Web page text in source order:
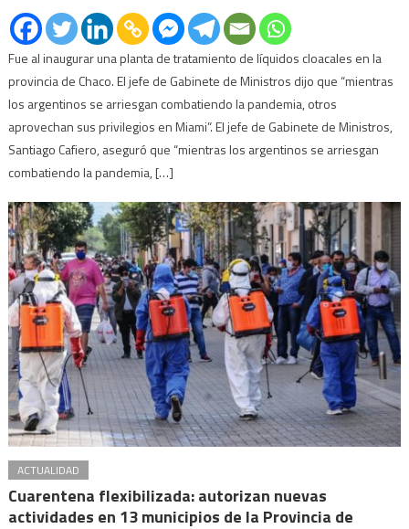
Fue al inaugurar una planta de tratamiento de líquidos cloacales en la
provincia de Chaco. El jefe de Gabinete de Ministros dijo que “mientras
los argentinos se arriesgan combatiendo la pandemia, otros
aprovechan sus privilegios en Miami”. El jefe de Gabinete de Ministros,
Santiago Cafiero, aseguró que “mientras los argentinos se arriesgan
combatiendo la pandemia, […]
ACTUALIDAD
Cuarentena flexibilizada: autorizan nuevas
actividades en 13 municipios de la Provincia de